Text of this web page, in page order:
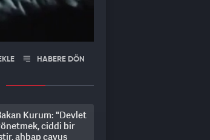
HABERE DÖN
Kurum: "Devlet
ciddi bir
ahbap çavuş